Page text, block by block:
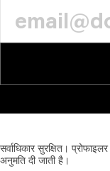
सर्वाधिकार सुरक्षित। प्रोफाइलर
अनुमति दी जाती है।